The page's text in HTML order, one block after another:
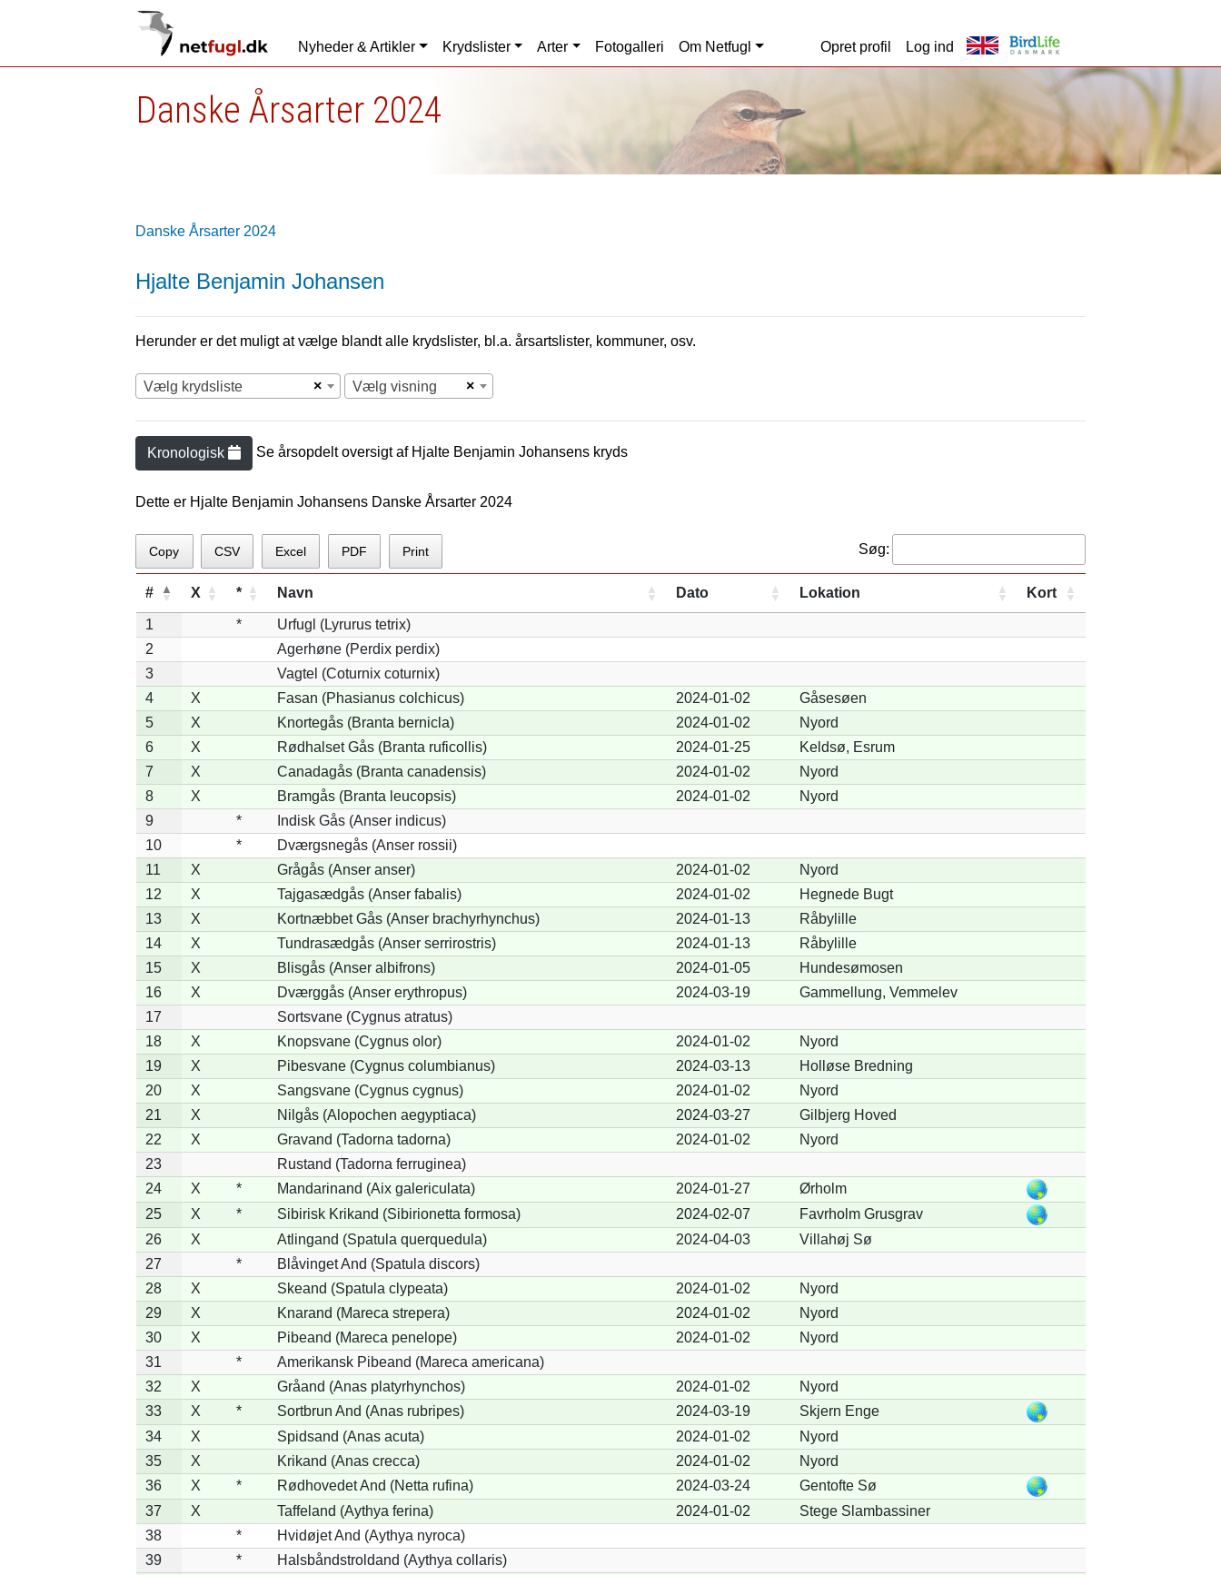
Nyheder & Artikler Krydslister Arter Fotogalleri Om Netfugl Opret profil Log ind
Danske Årsarter 2024
Danske Årsarter 2024
Hjalte Benjamin Johansen
Herunder er det muligt at vælge blandt alle krydslister, bl.a. årsartslister, kommuner, osv.
×
Vælg krydsliste ×
Vælg visning
Kronologisk Se årsopdelt oversigt af Hjalte Benjamin Johansens kryds
Dette er Hjalte Benjamin Johansens Danske Årsarter 2024
Copy CSV Excel PDF Print Søg:
# X * Navn Dato Lokation Kort
1 *
Urfugl (Lyrurus tetrix)
2
Agerhøne (Perdix perdix)
3
Vagtel (Coturnix coturnix)
4
X Fasan (Phasianus colchicus) 2024-01-02
Gåsesøen
5
X Knortegås (Branta bernicla) 2024-01-02
Nyord
6
X Rødhalset Gås (Branta ruficollis) 2024-01-25
Keldsø, Esrum
7
X Canadagås (Branta canadensis) 2024-01-02
Nyord
8
X Bramgås (Branta leucopsis) 2024-01-02
Nyord
9
*
Indisk Gås (Anser indicus)
10
*
Dværgsnegås (Anser rossii)
11
X Grågås (Anser anser) 2024-01-02
Nyord
12
X Tajgasædgås (Anser fabalis) 2024-01-02
Hegnede Bugt
13
X Kortnæbbet Gås (Anser brachyrhynchus) 2024-01-13
Råbylille
14
X Tundrasædgås (Anser serrirostris) 2024-01-13
Råbylille
15
X Blisgås (Anser albifrons) 2024-01-05
Hundesømosen
16
X Dværggås (Anser erythropus) 2024-03-19
Gammellung, Vemmelev
17
Sortsvane (Cygnus atratus)
18
X Knopsvane (Cygnus olor) 2024-01-02
Nyord
19
X Pibesvane (Cygnus columbianus) 2024-03-13
Holløse Bredning
20
X Sangsvane (Cygnus cygnus) 2024-01-02
Nyord
21
X Nilgås (Alopochen aegyptiaca) 2024-03-27
Gilbjerg Hoved
22
X Gravand (Tadorna tadorna) 2024-01-02
Nyord
23
Rustand (Tadorna ferruginea)
24
X * Mandarinand (Aix galericulata) 2024-01-27
Ørholm
25
X * Sibirisk Krikand (Sibirionetta formosa) 2024-02-07
Favrholm Grusgrav
26
X Atlingand (Spatula querquedula) 2024-04-03
Villahøj Sø
27
*
Blåvinget And (Spatula discors)
28
X Skeand (Spatula clypeata) 2024-01-02
Nyord
29
X Knarand (Mareca strepera) 2024-01-02
Nyord
30
X Pibeand (Mareca penelope) 2024-01-02
Nyord
31
*
Amerikansk Pibeand (Mareca americana)
32
X Gråand (Anas platyrhynchos) 2024-01-02
Nyord
33
X * Sortbrun And (Anas rubripes) 2024-03-19
Skjern Enge
34
X Spidsand (Anas acuta) 2024-01-02
Nyord
35
X Krikand (Anas crecca) 2024-01-02
Nyord
36
X * Rødhovedet And (Netta rufina) 2024-03-24
Gentofte Sø
37
X Taffeland (Aythya ferina) 2024-01-02
Stege Slambassiner
38
*
Hvidøjet And (Aythya nyroca)
39
*
Halsbåndstroldand (Aythya collaris)